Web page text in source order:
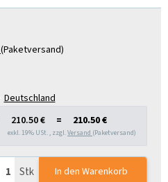
Deutschland
210.50 € = 210.50 €
exkl. 19% USt. , zzgl.Versand (Paketversand)
Stk In den Warenkorb
(Paketversand)